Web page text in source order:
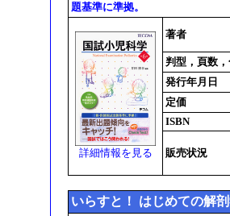
題基準に準拠。
詳細情報を見る
著者
判型，頁数
発行年月日
定価
ISBN
販売状況
いらすと！ はじめての解